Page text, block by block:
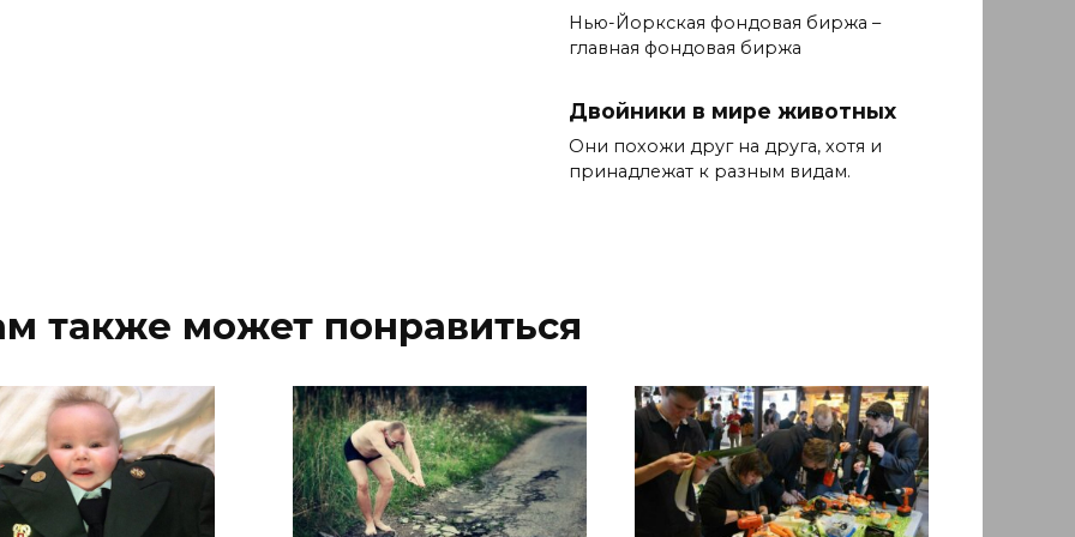
Нью-Йоркская фондовая биржа –
главная фондовая биржа
Двойники в мире животных
Они похожи друг на друга, хотя и
принадлежат к разным видам.
также может понравиться